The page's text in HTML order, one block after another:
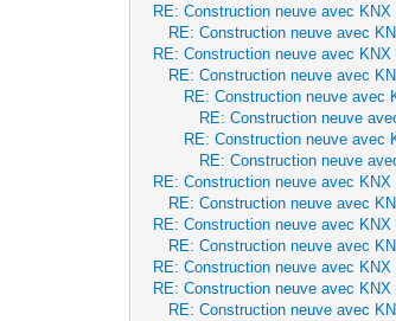
RE: Construction neuve avec
RE: Construction neuve avec
RE: Construction neuve avec
RE: Construction neuve avec
RE: Construction neuve avec
RE: Construction neuve
RE: Construction neuve avec
RE: Construction neuve
RE: Construction neuve avec
RE: Construction neuve avec
RE: Construction neuve avec
RE: Construction neuve avec
RE: Construction neuve avec
RE: Construction neuve avec
RE: Construction neuve avec